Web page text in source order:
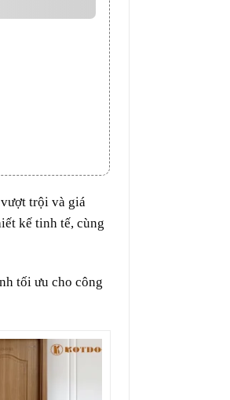
vượt trội và giá
kế tinh tế, cùng
tối ưu cho công